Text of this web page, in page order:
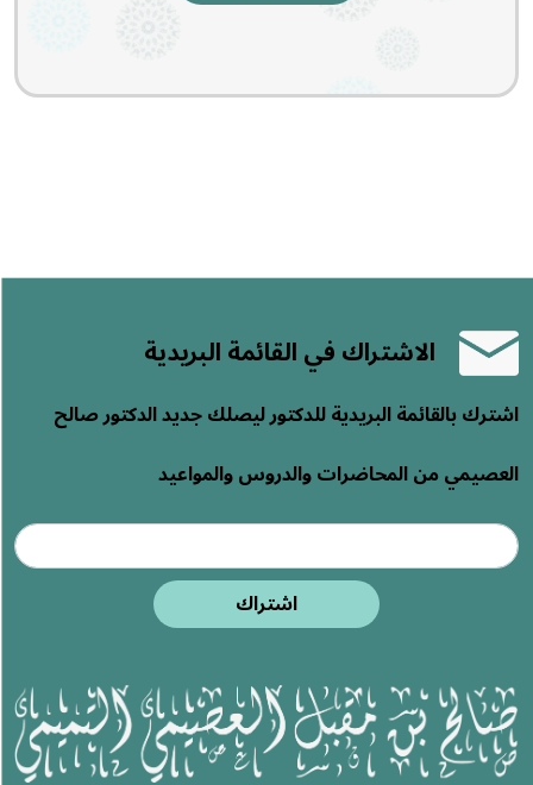
الاشتراك في القائمة البريدية
اشترك بالقائمة البريدية للدكتور ليصلك جديد الدكتور صالح
العصيمي من المحاضرات والدروس والمواعيد
اشتراك